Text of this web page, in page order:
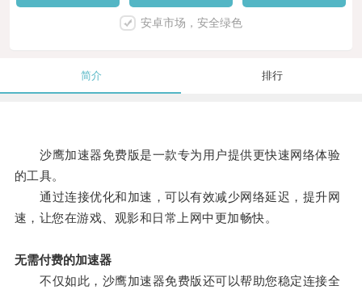
安卓市场，安全绿色
简介 排行
沙鹰加速器免费版是一款专为用户提供更快速网络体验
的工具。
通过连接优化和加速，可以有效减少网络延迟，提升网
速，让您在游戏、观影和日常上网中更加畅快。
无需付费的加速器
不仅如此，沙鹰加速器免费版还可以帮助您稳定连接全